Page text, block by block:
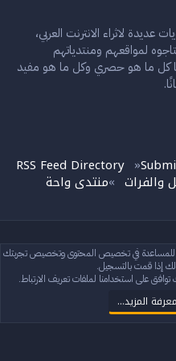
لاثراء الانترنت العربي،
لمواقعهم ومنتدياتهم
كل ما هو حصري وكل ما هو مفيد
RSS Feed Directory »
والفرات »منتدى واحة
مساعدة الرئيسية R
Community
) للمساعدة في تخصيص المحتوى وتخصيص تجربتك
إذا قمت بالتسجيل.
على استخدامنا لملفات تعريف الارتباط.
معرفة المزيد…